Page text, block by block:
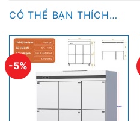
CÓ THỂ BẠN THÍCH…
-5%